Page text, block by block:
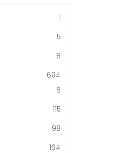
1
5
8
694
6
115
98
164